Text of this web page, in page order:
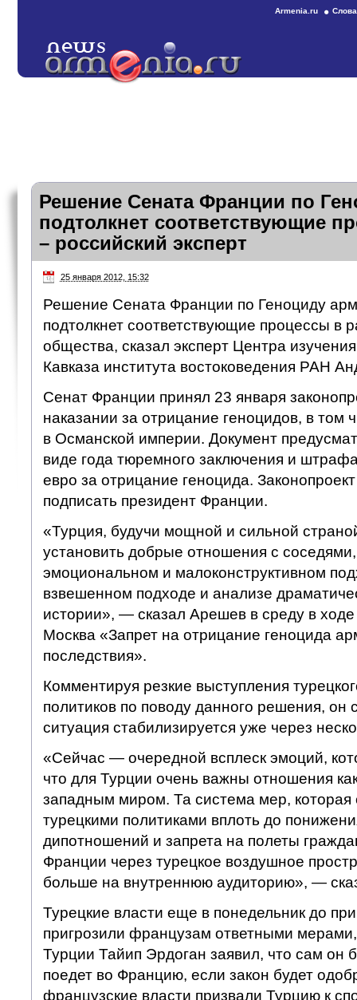
Armenia.ru
Решение Сената Франции по
подтолкнет соответствующие
– российский эксперт
25 января 2012, 15:32
Решение Сената Франции по Геноциду
подтолкнет соответствующие процессы в
общества, сказал эксперт Центра
Кавказа института востоковедения РАН
Сенат Франции принял 23 января
наказании за отрицание геноцидов, в том
в Османской империи. Документ
виде года тюремного заключения и
евро за отрицание геноцида.
подписать президент Франции.
«Турция, будучи мощной и сильной
установить добрые отношения с
эмоциональном и малоконструктивном
взвешенном подходе и анализе
истории», — сказал Арешев в среду в
Москва «Запрет на отрицание геноцида
последствия».
Комментируя резкие выступления
политиков по поводу данного решения, он
ситуация стабилизируется уже через
«Сейчас — очередной всплеск эмоций,
что для Турции очень важны отношения
западным миром. Та система мер, которая
турецкими политиками вплоть до
дипотношений и запрета на полеты
Франции через турецкое воздушное
больше на внутреннюю аудиторию», —
Турецкие власти еще в понедельник до
пригрозили французам ответными
Турции Тайип Эрдоган заявил, что сам он
поедет во Францию, если закон будет
французские власти призвали Турцию к